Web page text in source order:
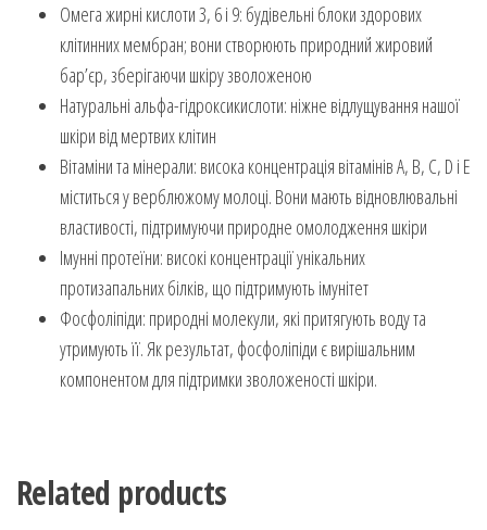
Омега жирні кислоти 3, 6 і 9: будівельні блоки здорових
клітинних мембран; вони створюють природний жировий
бар’єр, зберігаючи шкіру зволоженою
Натуральні альфа-гідроксикислоти: ніжне відлущування нашої
шкіри від мертвих клітин
Вітаміни та мінерали: висока концентрація вітамінів A, B, C, D і E
міститься у верблюжому молоці. Вони мають відновлювальні
властивості, підтримуючи природне омолодження шкіри
Імунні протеїни: високі концентрації унікальних
протизапальних білків, що підтримують імунітет
Фосфоліпіди: природні молекули, які притягують воду та
утримують її. Як результат, фосфоліпіди є вирішальним
компонентом для підтримки зволоженості шкіри.
Related products